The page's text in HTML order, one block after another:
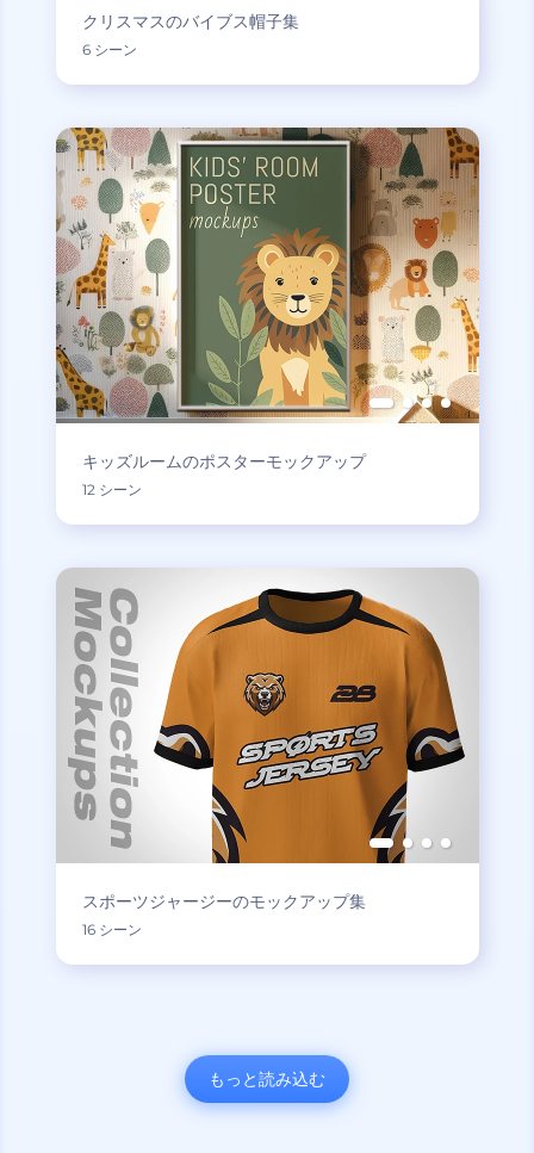
クリスマスのバイブス帽子集
6 シーン
キッズルームのポスターモックアップ
12 シーン
スポーツジャージーのモックアップ集
16 シーン
もっと読み込む